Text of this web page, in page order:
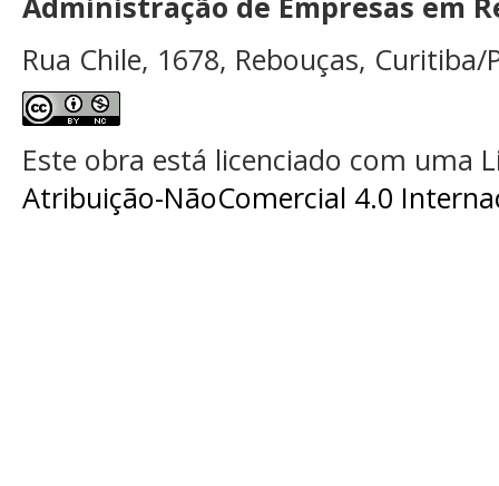
Rua Chile, 1678, Rebouças, Curitiba/
Este obra está licenciado com uma
Atribuição-NãoComercial 4.0